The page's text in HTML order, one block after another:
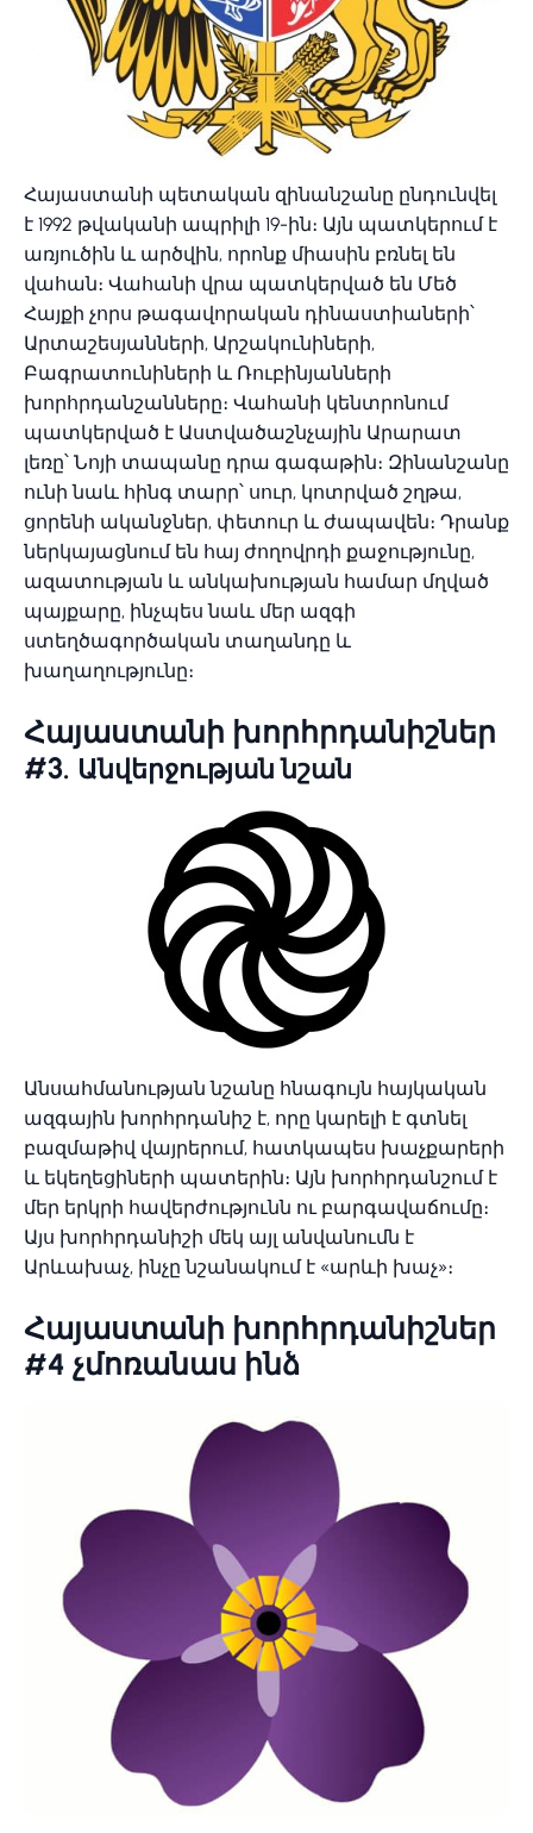
Հայաստանի պետական զինանշանը ընդունվել
է 1992 թվականի ապրիլի 19-ին։ Այն պատկերում է
առյուծին և արծվին, որոնք միասին բռնել են
վահան։ Վահանի վրա պատկերված են Մեծ
Հայքի չորս թագավորական դինաստիաների՝
Արտաշեսյանների, Արշակունիների,
Բագրատունիների և Ռուբինյանների
խորհրդանշանները։ Վահանի կենտրոնում
պատկերված է Աստվածաշնչային Արարատ
լեռը՝ Նոյի տապանը դրա գագաթին։ Զինանշանը
ունի նաև հինգ տարր՝ սուր, կոտրված շղթա,
ցորենի ականջներ, փետուր և ժապավեն։ Դրանք
ներկայացնում են հայ ժողովրդի քաջությունը,
ազատության և անկախության համար մղված
պայքարը, ինչպես նաև մեր ազգի
ստեղծագործական տաղանդը և
խաղաղությունը։
Հայաստանի խորհրդանիշներ
#3. Անվերջության նշան
Անսահմանության նշանը հնագույն հայկական
ազգային խորհրդանիշ է, որը կարելի է գտնել
բազմաթիվ վայրերում, հատկապես խաչքարերի
և եկեղեցիների պատերին։ Այն խորհրդանշում է
մեր երկրի հավերժությունն ու բարգավաճումը։
Այս խորհրդանիշի մեկ այլ անվանումն է
Արևախաչ, ինչը նշանակում է «արևի խաչ»։
Հայաստանի խորհրդանիշներ
#4 չմոռանաս ինձ